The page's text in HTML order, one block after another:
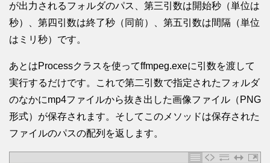
が出力されるフォルダのパス、第三引数は開始秒（単位は
秒）、第四引数は終了秒（同前）、第五引数は間隔（単位
はミリ秒）です。
あとはProcessクラスを使ってffmpeg.exeに引数を渡して
実行するだけです。これで第二引数で指定されたフォルダ
のなかにmp4ファイルから抜き出した画像ファイル（PNG
形式）が保存されます。そしてこのメソッドは保存された
ファイルのパスの配列を返します。